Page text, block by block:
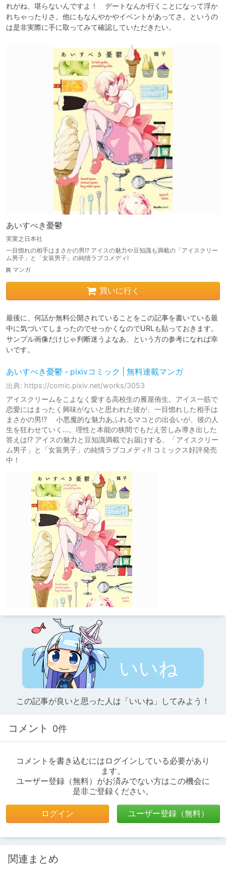
れがね、堪らないんですよ！　デートなんか行くことになって浮か
れちゃったりさ。他にもなんやかやイベントがあってさ。というの
は是非実際に手に取ってみて確認していただきたい。
あいすべき憂鬱
実業之日本社
一目惚れの相手はまさかの男!? アイスの魅力や豆知識も満載の「アイスクリー
ム男子」と「女装男子」の純情ラブコメディ!
マンガ
買いに行く
最後に、何話か無料公開されていることをこの記事を書いている最
中に気づいてしまったのでせっかくなのでURLも貼っておきます。
サンプル画像だけじゃ判断迷うよなあ、という方の参考になれば幸
あいすべき憂鬱 - pixivコミック | 無料連載マンガ
出典: https://comic.pixiv.net/works/3053
アイスクリームをこよなく愛する高校生の雁屋侑生。アイス一筋で
恋愛にはまったく興味がないと思われた彼が、一目惚れした相手は
まさかの男!? 小悪魔的な魅力あふれるマコとの出会いが、彼の人
生を狂わせていく…。理性と本能の狭間でもだえ苦しみ導き出した
答えは!? アイスの魅力と豆知識満載でお届けする、「アイスクリー
ム男子」と「女装男子」の純情ラブコメディ!! コミックス好評発売
中！
いいね
この記事が良いと思った人は「いいね」してみよう！
コメント 0件
コメントを書き込むにはログインしている必要があり
ます。
ユーザー登録（無料）がお済みでない方はこの機会に
是非ご登録ください。
ログイン ユーザー登録（無料）
関連まとめ